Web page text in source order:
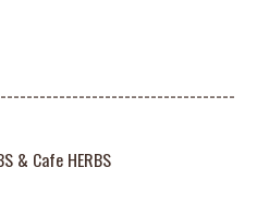
& Cafe HERBS